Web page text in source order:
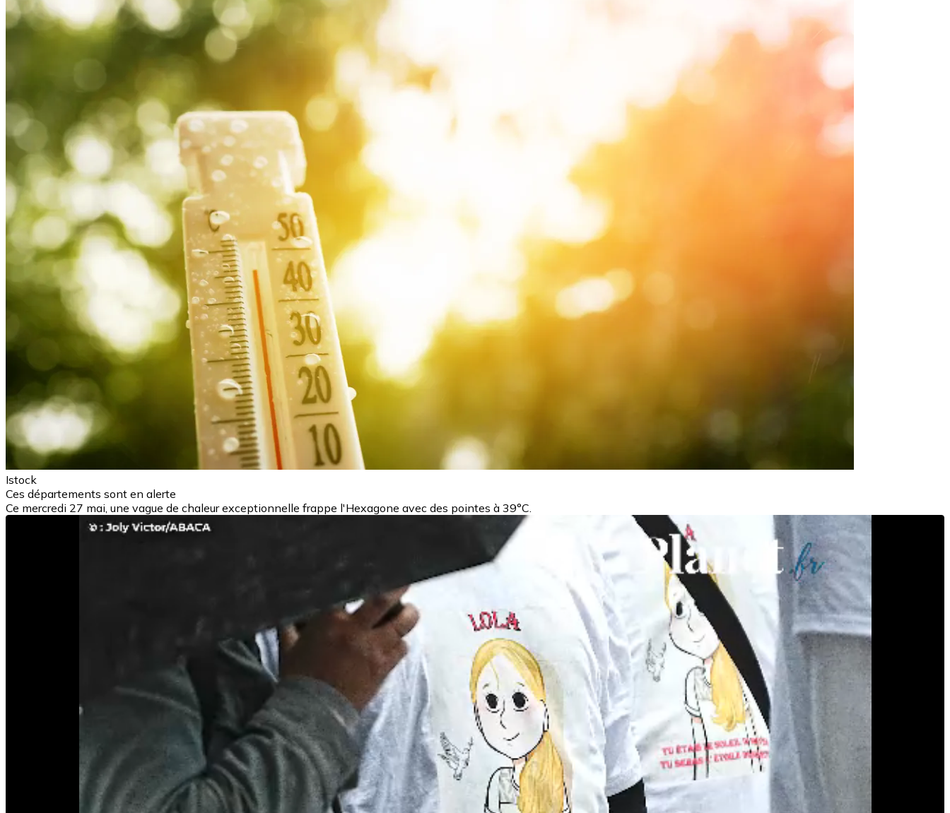
Istock
Ces départements sont en alerte
Ce mercredi 27 mai, une vague de chaleur exceptionnelle frappe l'Hexagone avec des pointes à 39°C.